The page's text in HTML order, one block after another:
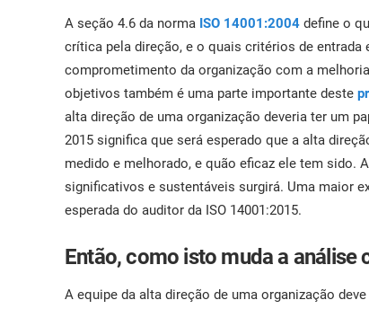
A seção 4.6 da norma ISO 14001:2004 define o
crítica pela direção, e o quais critérios de
comprometimento da organização com a
objetivos também é uma parte importante deste
alta direção de uma organização deveria ter um
2015 significa que será esperado que a alta
medido e melhorado, e quão eficaz ele tem
significativos e sustentáveis surgirá. Uma maior
esperada do auditor da ISO 14001:2015.
Então, como isto muda a análise
A equipe da alta direção de uma organização